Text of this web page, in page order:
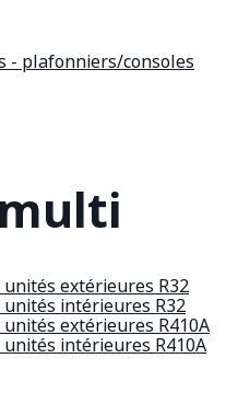
- plafonniers/consoles
extérieures R32
intérieures R32
extérieures R410A
intérieures R410A